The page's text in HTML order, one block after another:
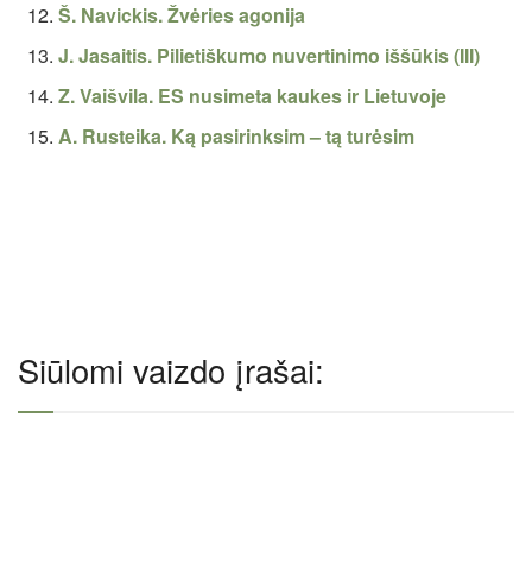
Š. Navickis. Žvėries agonija
J. Jasaitis. Pilietiškumo nuvertinimo iššūkis (III)
Z. Vaišvila. ES nusimeta kaukes ir Lietuvoje
A. Rusteika. Ką pasirinksim – tą turėsim
Siūlomi vaizdo įrašai: